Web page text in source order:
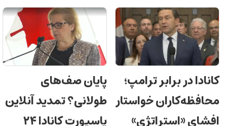
کانادا در برابر ترامپ؛
محافظه‌کاران خواستار
افشای «استراتژی»
پایان صف‌های
طولانی؟ تمدید آنلاین
پاسپورت کانادا ۲۴